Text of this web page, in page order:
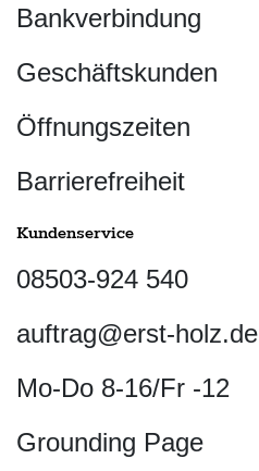
Bankverbindung
Geschäftskunden
Öffnungszeiten
Barrierefreiheit
Kundenservice
08503-924 540
auftrag@erst-holz.de
Mo-Do 8-16/Fr -12
Grounding Page